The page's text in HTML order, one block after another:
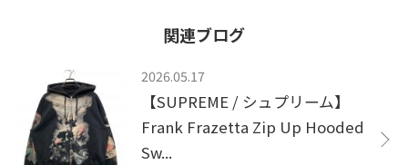
関連ブログ
2026.05.17
【SUPREME / シュプリーム】
Frank Frazetta Zip Up Hooded
Sw...